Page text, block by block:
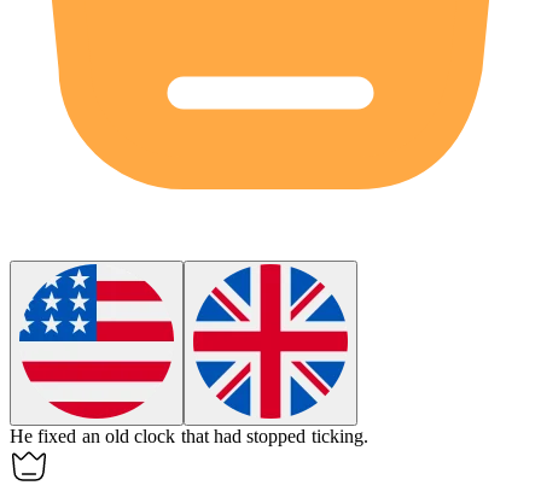
He fixed an old clock that had stopped ticking.